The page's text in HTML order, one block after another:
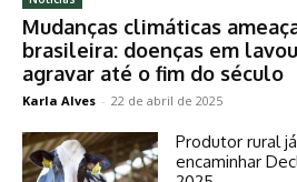
Mudanças climáticas
brasileira: doenças em
agravar até o fim do século
Karla Alves - 22 de abril de 2025
Produtor rural
encaminhar